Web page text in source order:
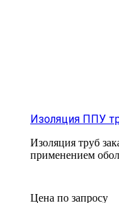
Изоляция ППУ
Изоляция труб
применением
Цена по запросу